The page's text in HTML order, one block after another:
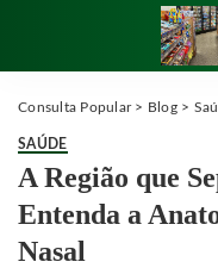
Consulta Popular> Blog>
SAÚDE
A Região que
Entenda a
Nasal